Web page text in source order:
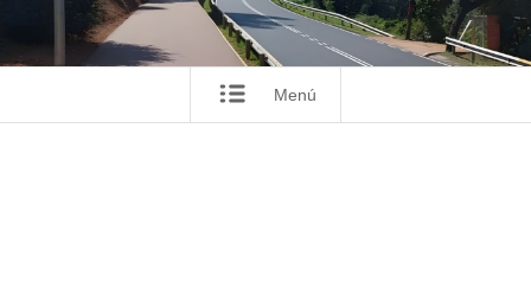
Menú